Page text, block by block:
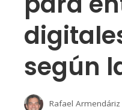
según
Rafael Armendáriz